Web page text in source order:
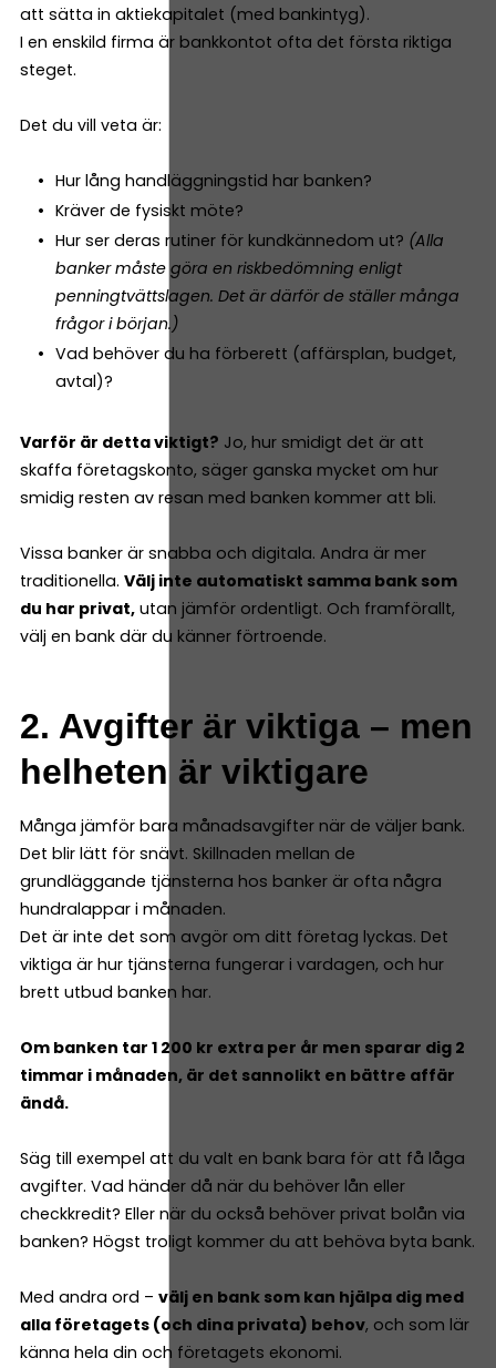
att sätta in aktiekapitalet (med bankintyg).
I en enskild firma är bankkontot ofta det första riktiga
steget.
Det du vill veta är:
Hur lång handläggningstid har banken?
Kräver de fysiskt möte?
Hur ser deras rutiner för kundkännedom ut? (Alla
banker måste göra en riskbedömning enligt
penningtvättslagen. Det är därför de ställer många
frågor i början.)
Vad behöver du ha förberett (affärsplan, budget,
avtal)?
Varför är detta viktigt? Jo, hur smidigt det är att
skaffa företagskonto, säger ganska mycket om hur
smidig resten av resan med banken kommer att bli.
Vissa banker är snabba och digitala. Andra är mer
traditionella. Välj inte automatiskt samma bank som
du har privat, utan jämför ordentligt. Och framförallt,
välj en bank där du känner förtroende.
2. Avgifter är viktiga – men
helheten är viktigare
Många jämför bara månadsavgifter när de väljer bank.
Det blir lätt för snävt. Skillnaden mellan de
grundläggande tjänsterna hos banker är ofta några
hundralappar i månaden.
Det är inte det som avgör om ditt företag lyckas. Det
viktiga är hur tjänsterna fungerar i vardagen, och hur
brett utbud banken har.
Om banken tar 1 200 kr extra per år men sparar dig 2
timmar i månaden, är det sannolikt en bättre affär
ändå.
Säg till exempel att du valt en bank bara för att få låga
avgifter. Vad händer då när du behöver lån eller
checkkredit? Eller när du också behöver privat bolån via
banken? Högst troligt kommer du att behöva byta bank.
Med andra ord – välj en bank som kan hjälpa dig med
alla företagets (och dina privata) behov, och som lär
känna hela din och företagets ekonomi.